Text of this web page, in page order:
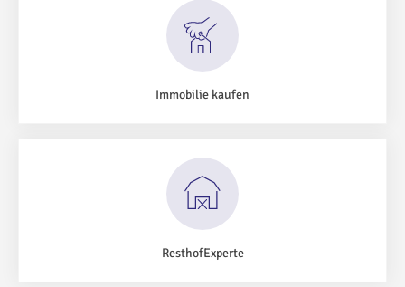
Immobilie kaufen
ResthofExperte